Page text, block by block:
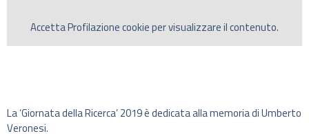
AccettaProfilazionecookie per visualizzare il contenuto.
La ‘Giornata della Ricerca’ 2019 è dedicata alla memoria di Umberto
Veronesi.